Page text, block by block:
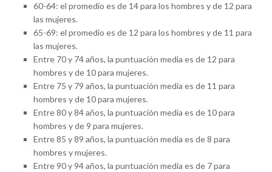
60-64: el promedio es de 14 para los hombres y de 12 para
las mujeres.
65-69: el promedio es de 12 para los hombres y de 11 para
las mujeres.
Entre 70 y 74 años, la puntuación media es de 12 para
hombres y de 10 para mujeres.
Entre 75 y 79 años, la puntuación media es de 11 para
hombres y de 10 para mujeres.
Entre 80 y 84 años, la puntuación media es de 10 para
hombres y de 9 para mujeres.
Entre 85 y 89 años, la puntuación media es de 8 para
hombres y mujeres.
Entre 90 y 94 años, la puntuación media es de 7 para